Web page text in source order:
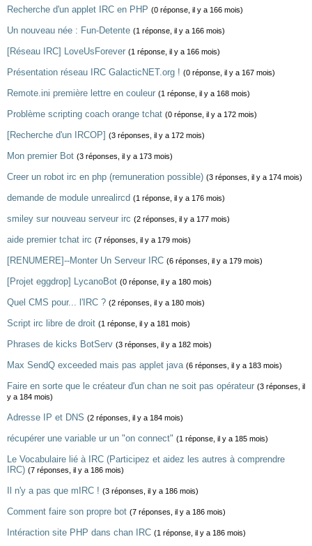
Recherche d'un applet IRC en PHP (0 réponse, il y a 166 mois)
Un nouveau née : Fun-Detente (1 réponse, il y a 166 mois)
[Réseau IRC] LoveUsForever (1 réponse, il y a 166 mois)
Présentation réseau IRC GalacticNET.org ! (0 réponse, il y a 167 mois)
Remote.ini première lettre en couleur (1 réponse, il y a 168 mois)
Problème scripting coach orange tchat (0 réponse, il y a 172 mois)
[Recherche d'un IRCOP] (3 réponses, il y a 172 mois)
Mon premier Bot (3 réponses, il y a 173 mois)
Creer un robot irc en php (remuneration possible) (3 réponses, il y a 174 mois)
demande de module unrealircd (1 réponse, il y a 176 mois)
smiley sur nouveau serveur irc (2 réponses, il y a 177 mois)
aide premier tchat irc (7 réponses, il y a 179 mois)
[RENUMERE]--Monter Un Serveur IRC (6 réponses, il y a 179 mois)
[Projet eggdrop] LycanoBot (0 réponse, il y a 180 mois)
Quel CMS pour... l'IRC ? (2 réponses, il y a 180 mois)
Script irc libre de droit (1 réponse, il y a 181 mois)
Phrases de kicks BotServ (3 réponses, il y a 182 mois)
Max SendQ exceeded mais pas applet java (6 réponses, il y a 183 mois)
Faire en sorte que le créateur d'un chan ne soit pas opérateur (3 réponses, il
y a 184 mois)
Adresse IP et DNS (2 réponses, il y a 184 mois)
récupérer une variable ur un "on connect" (1 réponse, il y a 185 mois)
Le Vocabulaire lié à IRC (Participez et aidez les autres à comprendre
IRC) (7 réponses, il y a 186 mois)
Il n'y a pas que mIRC ! (3 réponses, il y a 186 mois)
Comment faire son propre bot (7 réponses, il y a 186 mois)
Intéraction site PHP dans chan IRC (1 réponse, il y a 186 mois)